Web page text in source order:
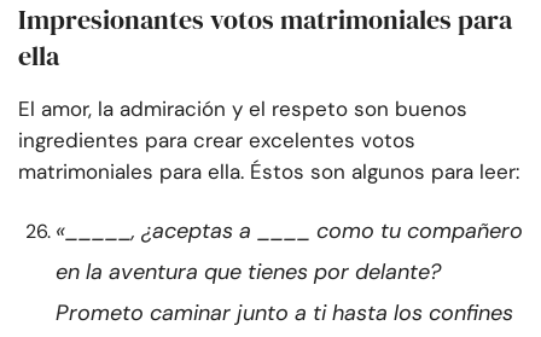
Impresionantes votos matrimoniales para
ella
El amor, la admiración y el respeto son buenos
ingredientes para crear excelentes votos
matrimoniales para ella. Éstos son algunos para leer:
«_____, ¿aceptas a ____ como tu compañero
en la aventura que tienes por delante?
Prometo caminar junto a ti hasta los confines